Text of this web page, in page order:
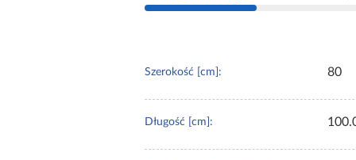
Szerokość [cm]: 80
Długość [cm]: